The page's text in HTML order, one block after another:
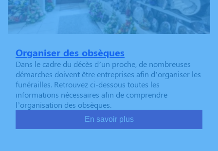
Organiser des obsèques
Dans le cadre du décès d’un proche, de nombreuses
démarches doivent être entreprises afin d’organiser les
funérailles. Retrouvez ci-dessous toutes les
informations nécessaires afin de comprendre
l’organisation des obsèques.
En savoir plus